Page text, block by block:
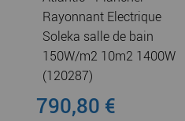
Rayonnant Electrique
Soleka salle de bain
150W/m2 10m2 1400W
(120287)
790,80 €